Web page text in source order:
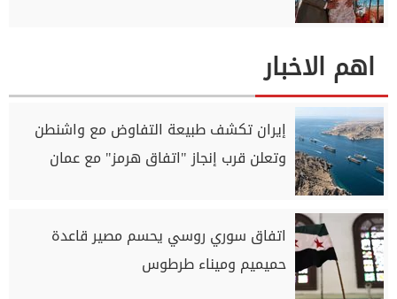
اهم الاخبار
إيران تكشف طبيعة التفاوض مع واشنطن
وتعلن قرب إنجاز "اتفاق هرمز" مع عمان
اتفاق سوري روسي يحسم مصير قاعدة
حميميم وميناء طرطوس